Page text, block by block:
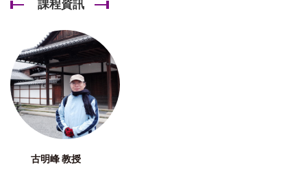
課程資訊
古明峰 教授